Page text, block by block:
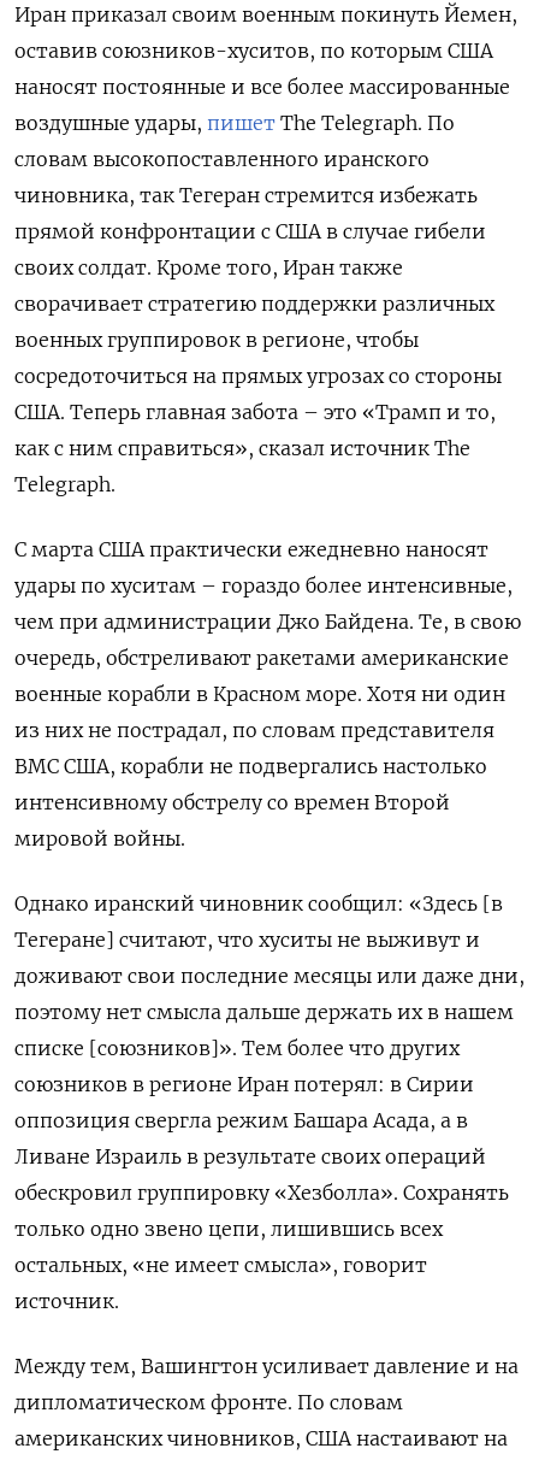
Иран приказал своим военным покинуть Йемен,
оставив союзников-хуситов, по которым США
наносят постоянные и все более массированные
воздушные удары, пишет The Telegraph. По
словам высокопоставленного иранского
чиновника, так Тегеран стремится избежать
прямой конфронтации с США в случае гибели
своих солдат. Кроме того, Иран также
сворачивает стратегию поддержки различных
военных группировок в регионе, чтобы
сосредоточиться на прямых угрозах со стороны
США. Теперь главная забота – это «Трамп и то,
как с ним справиться», сказал источник The
Telegraph.
С марта США практически ежедневно наносят
удары по хуситам – гораздо более интенсивные,
чем при администрации Джо Байдена. Те, в свою
очередь, обстреливают ракетами американские
военные корабли в Красном море. Хотя ни один
из них не пострадал, по словам представителя
ВМС США, корабли не подвергались настолько
интенсивному обстрелу со времен Второй
мировой войны.
Однако иранский чиновник сообщил: «Здесь [в
Тегеране] считают, что хуситы не выживут и
доживают свои последние месяцы или даже дни,
поэтому нет смысла дальше держать их в нашем
списке [союзников]». Тем более что других
союзников в регионе Иран потерял: в Сирии
оппозиция свергла режим Башара Асада, а в
Ливане Израиль в результате своих операций
обескровил группировку «Хезболла». Сохранять
только одно звено цепи, лишившись всех
остальных, «не имеет смысла», говорит
источник.
Между тем, Вашингтон усиливает давление и на
дипломатическом фронте. По словам
американских чиновников, США настаивают на